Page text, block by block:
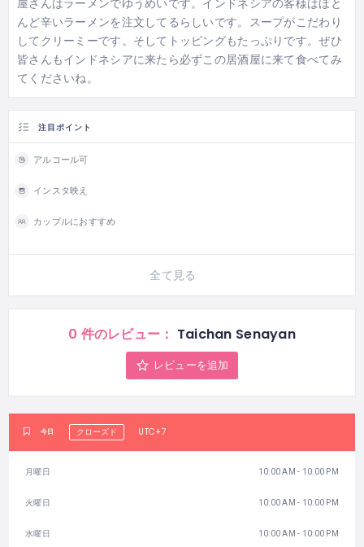
屋さんはラーメンでゆうめいです。インドネシアの客様はほと
んど辛いラーメンを注文してるらしいです。スープがこだわり
してクリーミーです。そしてトッピングもたっぷりです。ぜひ
皆さんもインドネシアに来たら必ずこの居酒屋に来て食べてみ
てくださいね。
注目ポイント
アルコール可
インスタ映え
カップルにおすすめ
全て見る
0 件のレビュー： Taichan Senayan
レビューを追加
今日 クローズド UTC+7
月曜日 10:00 AM - 10:00 PM
火曜日 10:00 AM - 10:00 PM
水曜日 10:00 AM - 10:00 PM